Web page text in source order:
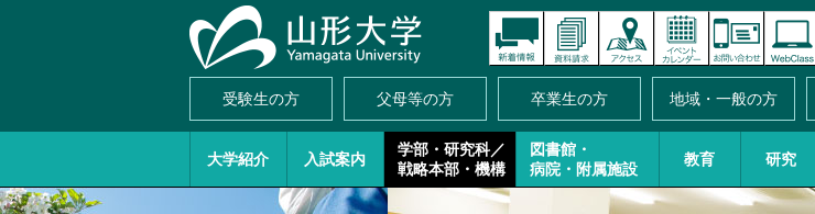
受験生の方 父母等の方 卒業生の方 地域・一般の方
大学紹介 入試案内
学部・研究科／
戦略本部・機構
図書館・
病院・附属施設
教育 研究